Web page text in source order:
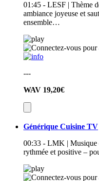
01:45 - LESF | Thème
ambiance joyeuse et
ensemble…
---
WAV 19,20€
Générique Cuisine TV
00:33 - LMK | Musique
rythmée et positive –